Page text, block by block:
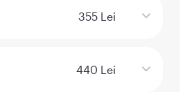
355 Lei
440 Lei